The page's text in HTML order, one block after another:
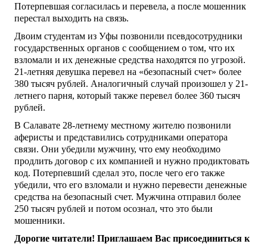
Потерпевшая согласилась и перевела, а после мошенник
перестал выходить на связь.
Двоим студентам из Уфы позвонили псевдосотрудники
государственных органов с сообщением о том, что их
взломали и их денежные средства находятся по угрозой.
21-летняя девушка перевел на «безопасный счет» более
380 тысяч рублей. Аналогичный случай произошел у 21-
летнего парня, который также перевел более 360 тысяч
рублей.
В Салавате 28-летнему местному жителю позвонили
аферисты и представились сотрудниками оператора
связи. Они убедили мужчину, что ему необходимо
продлить договор с их компанией и нужно продиктовать
код. Потерпевший сделал это, после чего его также
убедили, что его взломали и нужно перевести денежные
средства на безопасный счет. Мужчина отправил более
250 тысяч рублей и потом осознал, что это были
мошенники.
Дорогие читатели! Приглашаем Вас присоединиться к